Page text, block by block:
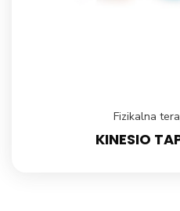
Fizikalna
KINESIO